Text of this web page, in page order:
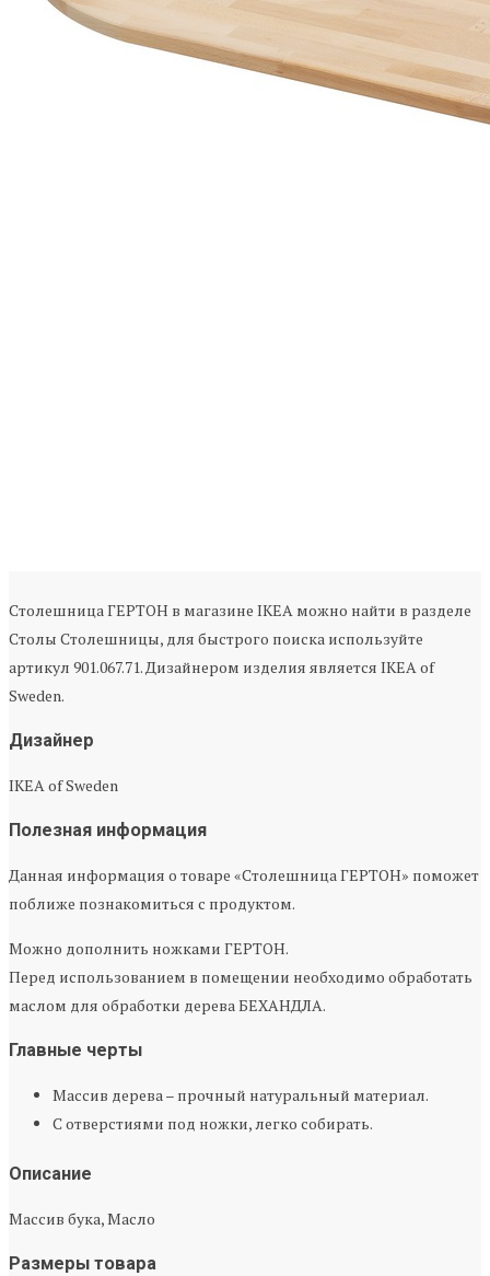
Столешница ГЕРТОН в магазине IKEA можно найти в разделе
Столы Столешницы, для быстрого поиска используйте
артикул 901.067.71. Дизайнером изделия является IKEA of
Sweden.
Дизайнер
IKEA of Sweden
Полезная информация
Данная информация о товаре «Столешница ГЕРТОН» поможет
поближе познакомиться с продуктом.
Можно дополнить ножками ГЕРТОН.
Перед использованием в помещении необходимо обработать
маслом для обработки дерева БЕХАНДЛА.
Главные черты
Массив дерева – прочный натуральный материал.
С отверстиями под ножки, легко собирать.
Описание
Массив бука, Масло
Размеры товара